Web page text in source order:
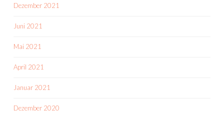
Dezember 2021
Juni 2021
Mai 2021
April 2021
Januar 2021
Dezember 2020